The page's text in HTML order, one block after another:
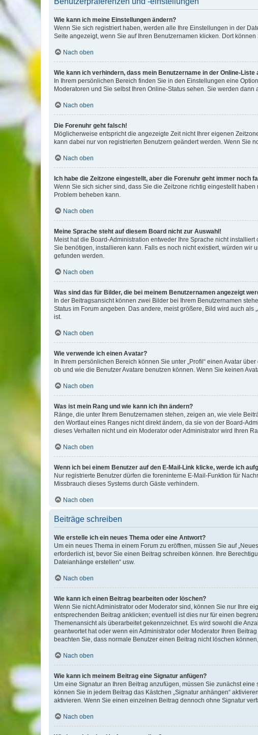
Wie kann ich meine Einstellungen ändern?
Wenn Sie sich registriert haben, werden alle Ihre Einstellungen in der
Seite angezeigt, wenn Sie auf Ihren Benutzernamen klicken. Dort
Nach oben
Wie kann ich verhindern, dass mein Benutzername in der Online-Liste
In Ihrem persönlichen Bereich finden Sie in den Einstellungen eine
Moderatoren und Sie selbst Ihren Online-Status sehen. Sie werden dann
Nach oben
Die Forenuhr geht falsch!
Möglicherweise entspricht die angezeigte Zeit nicht Ihrer eigenen
kann dabei nur von registrierten Benutzern geändert werden. Wenn Sie
Nach oben
Ich habe die Zeitzone eingestellt, aber die Forenuhr geht immer noch
Wenn Sie sich sicher sind, dass Sie die Zeitzone richtig eingestellt
Problem beheben kann.
Nach oben
Meine Sprache steht auf diesem Board nicht zur Auswahl!
Meist hat die Board-Administration entweder Ihre Sprache nicht
Sie benötigen, installieren kann. Falls es noch nicht existiert, würden wir
gefunden werden.
Nach oben
Was sind das für Bilder, die bei meinem Benutzernamen angezeigt
In der Beitragsansicht können zwei Bilder bei Ihrem Benutzernamen
Status im Forum angeben. Das andere, meist größere, Bild wird auch
ist.
Nach oben
Wie verwende ich einen Avatar?
In Ihrem persönlichen Bereich können Sie unter „Profil“ einen Avatar
ob und wie die Benutzer Avatare benutzen können. Wenn Sie keinen
Nach oben
Was ist mein Rang und wie kann ich ihn ändern?
Ränge, die unter Ihrem Benutzernamen stehen, zeigen an, wie viele
den Wortlaut eines Ranges nicht direkt ändern, da sie von der Board-
dieses Verhalten nicht und ein Moderator oder Administrator wird Ihren
Nach oben
Wenn ich bei einem Benutzer auf den E-Mail-Link klicke, werde ich
Nur registrierte Benutzer dürfen die foreninterne E-Mail-Funktion für
Missbrauch dieses Systems durch Gäste verhindern.
Nach oben
Beiträge schreiben
Wie erstelle ich ein neues Thema oder eine Antwort?
Um ein neues Thema in einem Forum zu eröffnen, müssen Sie auf
erforderlich ist, bevor Sie einen Beitrag schreiben können. Ihre
Dateianhänge erstellen“ usw.
Nach oben
Wie kann ich einen Beitrag bearbeiten oder löschen?
Wenn Sie nicht Administrator oder Moderator sind, können Sie nur Ihre
entsprechenden Beitrag anklicken; eventuell ist dies nur für einen
Themenansicht als überarbeitet gekennzeichnet. Es wird sowohl die
geantwortet hat oder wenn ein Administrator oder Moderator Ihren
beachten Sie, dass normale Benutzer einen Beitrag nicht löschen
Nach oben
Wie kann ich meinem Beitrag eine Signatur anfügen?
Um eine Signatur an Ihren Beitrag anzufügen, müssen Sie zunächst
können Sie in jedem Beitrag das Kästchen „Signatur anhängen“
aktivieren. Wenn Sie einen einzelnen Beitrag dennoch ohne Signatur
Nach oben